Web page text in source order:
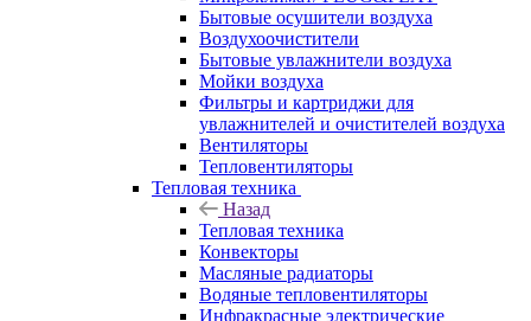
Бытовые осушители воздуха
Воздухоочистители
Бытовые увлажнители воздуха
Мойки воздуха
Фильтры и картриджи для
увлажнителей и очистителей воздуха
Вентиляторы
Тепловентиляторы
Тепловая техника
Назад
Тепловая техника
Конвекторы
Масляные радиаторы
Водяные тепловентиляторы
Инфракрасные электрические